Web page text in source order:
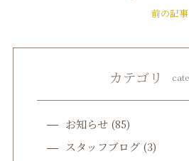
前の記事
カテゴリ
お知らせ(85)
スタッフブログ(3)